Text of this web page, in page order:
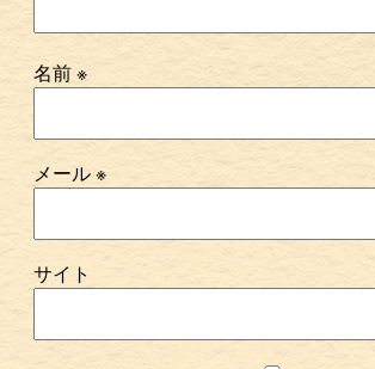
名前※
メール※
サイト